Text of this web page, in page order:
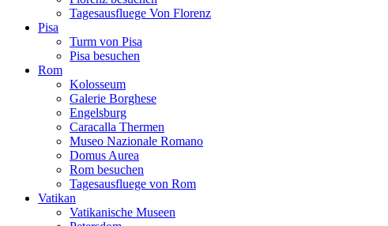
Tagesausfluege Von Florenz
Pisa
Turm von Pisa
Pisa besuchen
Rom
Kolosseum
Galerie Borghese
Engelsburg
Caracalla Thermen
Museo Nazionale Romano
Domus Aurea
Rom besuchen
Tagesausfluege von Rom
Vatikan
Vatikanische Museen